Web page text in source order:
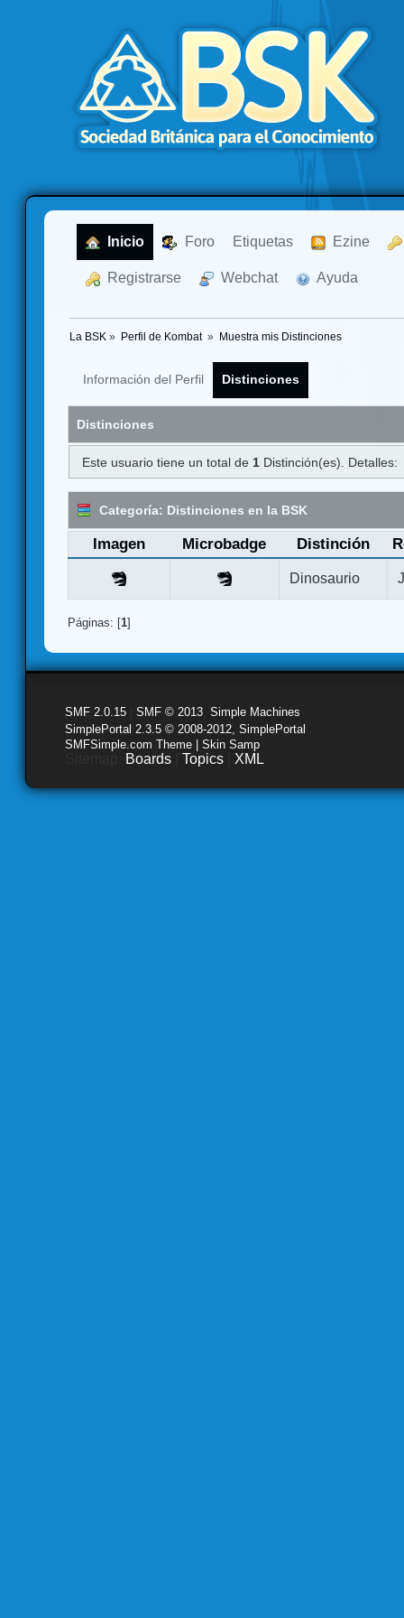
Inicio Foro Etiquetas Ezine
Registrarse Webchat Ayuda
La BSK » Perfil de Kombat » Muestra mis Distinciones
Información del Perfil Distinciones
Distinciones
Este usuario tiene un total de 1 Distinción(es). Detalles:
Categoría: Distinciones en la BSK
Imagen Microbadge Distinción
Dinosaurio
Páginas: [1]
SMF 2.0.15 SMF © 2013 Simple Machines
SimplePortal 2.3.5 © 2008-2012, SimplePortal
SMFSimple.com Theme | Skin Samp
Boards Topics XML